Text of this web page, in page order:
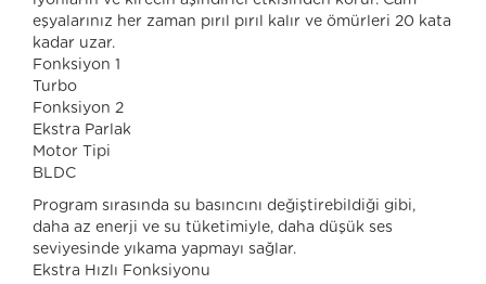
eşyalarınız her zaman pırıl pırıl kalır ve ömürleri 20 kata
kadar uzar.
Fonksiyon 1
Turbo
Fonksiyon 2
Ekstra Parlak
Motor Tipi
BLDC
Program sırasında su basıncını değiştirebildiği gibi,
daha az enerji ve su tüketimiyle, daha düşük ses
seviyesinde yıkama yapmayı sağlar.
Ekstra Hızlı Fonksiyonu